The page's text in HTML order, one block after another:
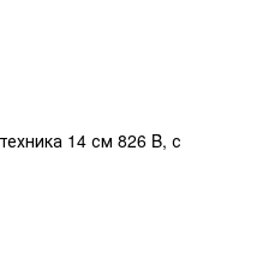
14 см 826 B, с